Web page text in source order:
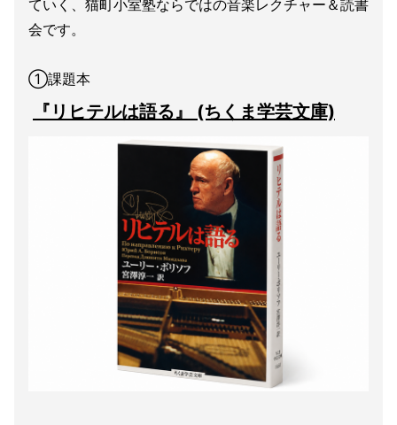
ていく、猫町小室塾ならではの音楽レクチャー＆読書
会です。
①課題本
『リヒテルは語る』 (ちくま学芸文庫)